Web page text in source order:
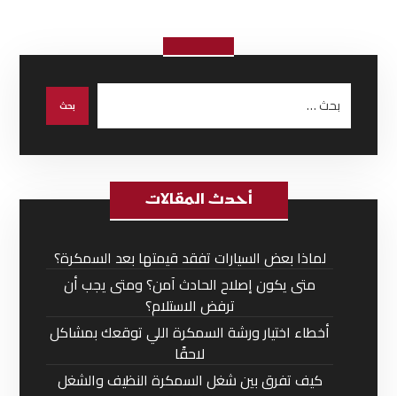
أحدث المقالات
لماذا بعض السيارات تفقد قيمتها بعد السمكرة؟
متى يكون إصلاح الحادث آمن؟ ومتى يجب أن
ترفض الاستلام؟
أخطاء اختيار ورشة السمكرة اللي توقعك بمشاكل
لاحقًا
كيف تفرق بين شغل السمكرة النظيف والشغل